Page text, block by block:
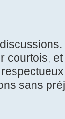
courtois,
sans